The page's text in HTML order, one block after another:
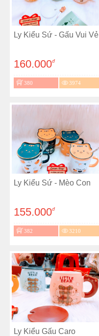
Ly Kiểu Sứ - Gấu Vui Vẻ
160.000đ
380 3974
Ly Kiểu Sứ - Mèo Con
155.000đ
382 3210
Ly Kiểu Gấu Caro